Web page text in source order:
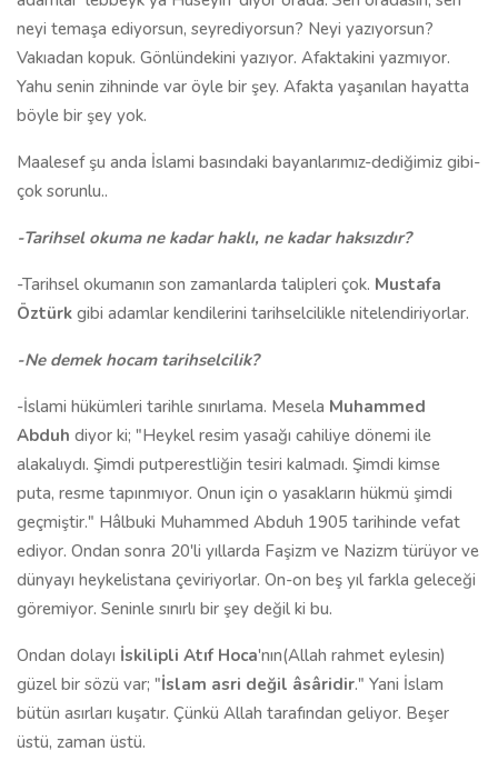
neyi temaşa ediyorsun, seyrediyorsun? Neyi yazıyorsun?
Vakıadan kopuk. Gönlündekini yazıyor. Afaktakini yazmıyor.
Yahu senin zihninde var öyle bir şey. Afakta yaşanılan hayatta
böyle bir şey yok.
Maalesef şu anda İslami basındaki bayanlarımız-dediğimiz gibi-
çok sorunlu..
-Tarihsel okuma ne kadar haklı, ne kadar haksızdır?
-Tarihsel okumanın son zamanlarda talipleri çok. Mustafa
Öztürk gibi adamlar kendilerini tarihselcilikle nitelendiriyorlar.
-Ne demek hocam tarihselcilik?
-İslami hükümleri tarihle sınırlama. Mesela Muhammed
Abduh diyor ki; "Heykel resim yasağı cahiliye dönemi ile
alakalıydı. Şimdi putperestliğin tesiri kalmadı. Şimdi kimse
puta, resme tapınmıyor. Onun için o yasakların hükmü şimdi
geçmiştir." Hâlbuki Muhammed Abduh 1905 tarihinde vefat
ediyor. Ondan sonra 20'li yıllarda Faşizm ve Nazizm türüyor ve
dünyayı heykelistana çeviriyorlar. On-on beş yıl farkla geleceği
göremiyor. Seninle sınırlı bir şey değil ki bu.
Ondan dolayı İskilipli Atıf Hoca'nın(Allah rahmet eylesin)
güzel bir sözü var; "İslam asri değil âsâridir." Yani İslam
bütün asırları kuşatır. Çünkü Allah tarafından geliyor. Beşer
üstü, zaman üstü.